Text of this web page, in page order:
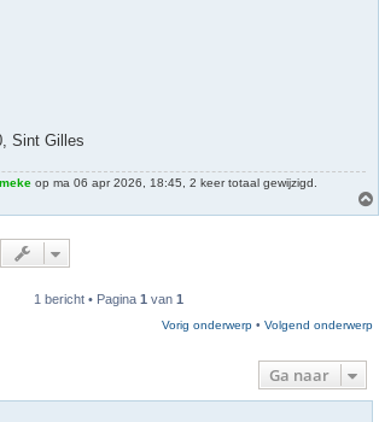
Sint Gilles
op ma 06 apr 2026, 18:45, 2 keer totaal gewijzigd.
1 bericht • Pagina 1 van 1
Vorig onderwerp • Volgend onderwerp
Ga naar